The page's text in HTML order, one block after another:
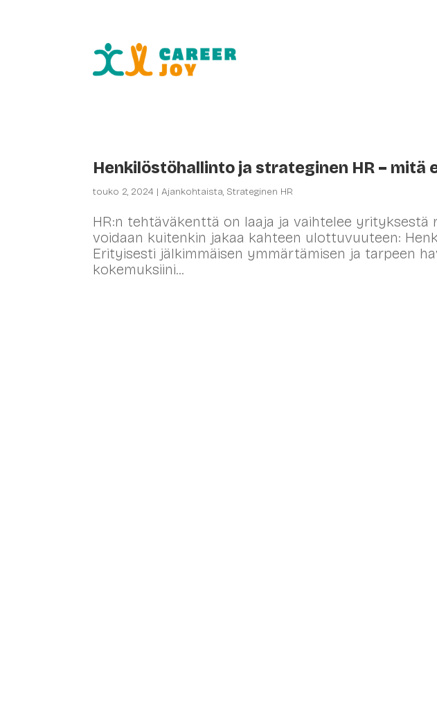
Henkilöstöhallinto ja strateginen HR – mitä
touko 2, 2024 |Ajankohtaista, Strateginen HR
HR:n tehtäväkenttä on laaja ja vaihtelee yrityksestä
voidaan kuitenkin jakaa kahteen ulottuvuuteen:
Erityisesti jälkimmäisen ymmärtämisen ja tarpeen
kokemuksiini...